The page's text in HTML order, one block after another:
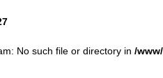
No such file or directory in /